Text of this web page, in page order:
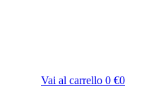
Vai al carrello 0 €0